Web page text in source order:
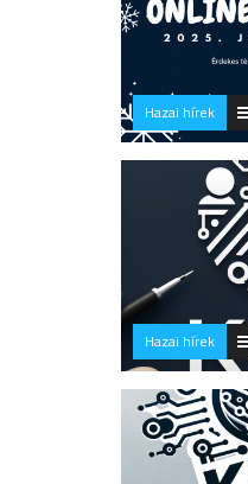
Hazai hírek
Hazai hírek